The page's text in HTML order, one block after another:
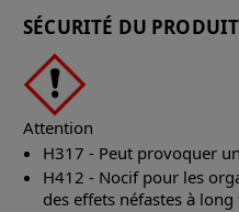
SÉCURITÉ DU PRODUIT
Attention
H317 - Peut provoquer
H412 - Nocif pour les
des effets néfastes à long